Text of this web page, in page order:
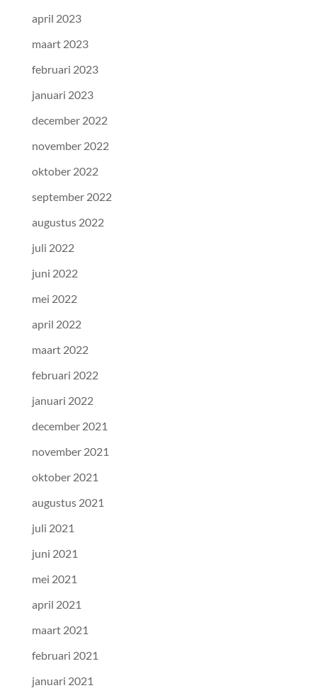
april 2023
maart 2023
februari 2023
januari 2023
december 2022
november 2022
oktober 2022
september 2022
augustus 2022
juli 2022
juni 2022
mei 2022
april 2022
maart 2022
februari 2022
januari 2022
december 2021
november 2021
oktober 2021
augustus 2021
juli 2021
juni 2021
mei 2021
april 2021
maart 2021
februari 2021
januari 2021